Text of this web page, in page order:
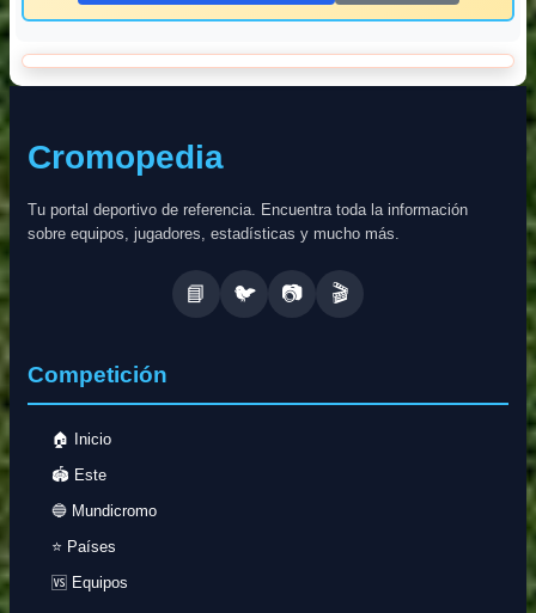
Cromopedia
Tu portal deportivo de referencia. Encuentra toda la información
sobre equipos, jugadores, estadísticas y mucho más.
📘 🐦 📷 🎬
Competición
🏠 Inicio
🏟️ Este
🔵 Mundicromo
⭐ Países
🆚 Equipos